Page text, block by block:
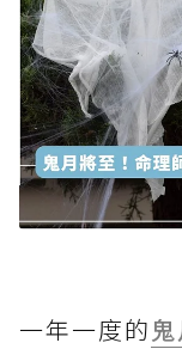
一年一度的鬼